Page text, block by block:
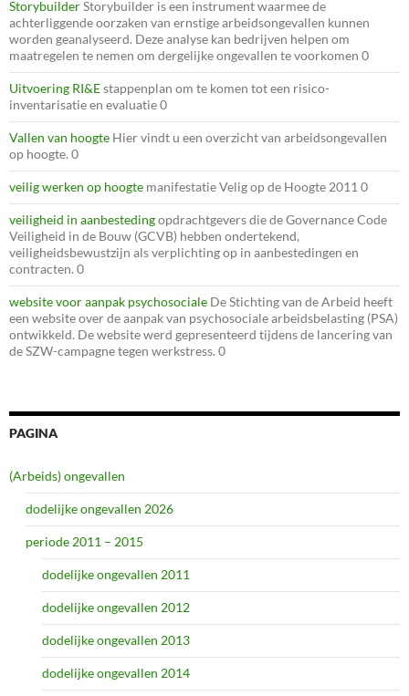
StorybuilderStorybuilder is een instrument waarmee de
achterliggende oorzaken van ernstige arbeidsongevallen kunnen
worden geanalyseerd. Deze analyse kan bedrijven helpen om
maatregelen te nemen om dergelijke ongevallen te voorkomen 0
Uitvoering RI&Estappenplan om te komen tot een risico-
inventarisatie en evaluatie 0
Vallen van hoogte Hier vindt u een overzicht van arbeidsongevallen
op hoogte. 0
veilig werken op hoogte manifestatie Velig op de Hoogte 2011 0
veiligheid in aanbestedingopdrachtgevers die de Governance Code
Veiligheid in de Bouw (GCVB) hebben ondertekend,
veiligheidsbewustzijn als verplichting op in aanbestedingen en
contracten. 0
website voor aanpak psychosociale De Stichting van de Arbeid heeft
een website over de aanpak van psychosociale arbeidsbelasting (PSA)
ontwikkeld. De website werd gepresenteerd tijdens de lancering van
de SZW-campagne tegen werkstress. 0
PAGINA
(Arbeids) ongevallen
dodelijke ongevallen 2026
periode 2011 – 2015
dodelijke ongevallen 2011
dodelijke ongevallen 2012
dodelijke ongevallen 2013
dodelijke ongevallen 2014